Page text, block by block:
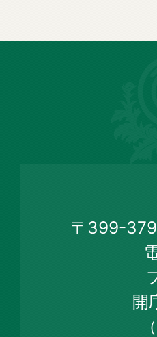
Town
Web
Site
〒399-
開